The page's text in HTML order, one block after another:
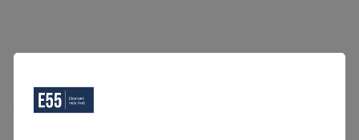
Oops, Ett fel inträffade.